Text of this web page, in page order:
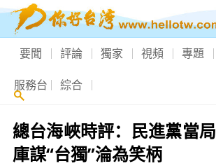
要聞 評論 獨家 視頻 專題
服務台 綜合
總台海峽時評：民進黨當
庫謀“台獨”淪為笑柄